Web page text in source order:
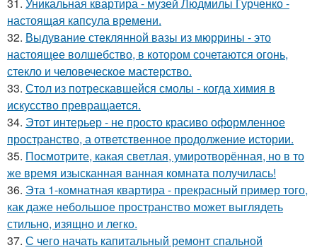
31. Уникальная квартира - музей Людмилы Гурченко -
настоящая капсула времени.
32. Выдувание стеклянной вазы из мюррины - это
настоящее волшебство, в котором сочетаются огонь,
стекло и человеческое мастерство.
33. Стол из потрескавшейся смолы - когда химия в
искусство превращается.
34. Этот интерьер - не просто красиво оформленное
пространство, а ответственное продолжение истории.
35. Посмотрите, какая светлая, умиротворённая, но в то
же время изысканная ванная комната получилась!
36. Эта 1-комнатная квартира - прекрасный пример того,
как даже небольшое пространство может выглядеть
стильно, изящно и легко.
37. С чего начать капитальный ремонт спальной